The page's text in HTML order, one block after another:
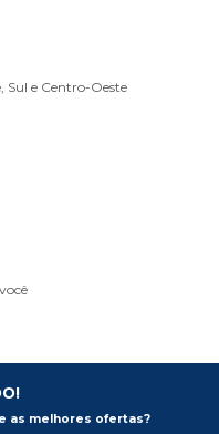
Sul e Centro-Oeste
as melhores ofertas?